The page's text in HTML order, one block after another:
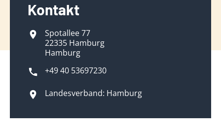
Kontakt
Spotallee 77
22335 Hamburg
Hamburg
+49 40 53697230
Landesverband: Hamburg